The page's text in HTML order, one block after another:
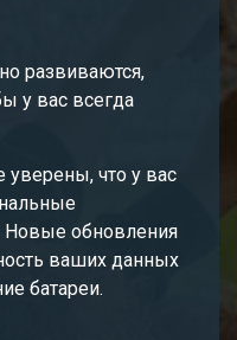
развиваются,
у вас всегда
уверены, что у вас
Новые обновления
ваших данных
батареи.